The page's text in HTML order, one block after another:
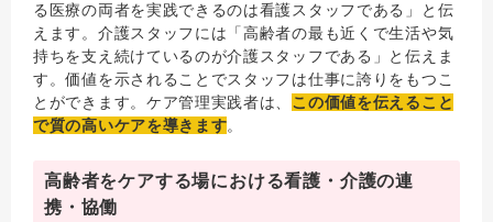
る医療の両者を実践できるのは看護スタッフである」と伝
えます。介護スタッフには「高齢者の最も近くで生活や気
持ちを支え続けているのが介護スタッフである」と伝えま
す。価値を示されることでスタッフは仕事に誇りをもつこ
とができます。ケア管理実践者は、 この価値を伝えること
で質の高いケアを導きます。
高齢者をケアする場における看護・介護の連
携・協働